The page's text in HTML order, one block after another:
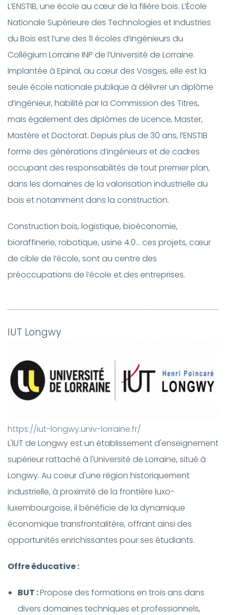
L’ENSTIB, une école au cœur de la filière bois. L’École
Nationale Supérieure des Technologies et Industries
du Bois est l’une des 11 écoles d’ingénieurs du
Collégium Lorraine INP de l’Université de Lorraine.
Implantée à Epinal, au cœur des Vosges, elle est la
seule école nationale publique à délivrer un diplôme
d’ingénieur, habilité par la Commission des Titres,
mais également des diplômes de Licence, Master,
Mastère et Doctorat. Depuis plus de 30 ans, l’ENSTIB
forme des générations d’ingénieurs et de cadres
occupant des responsabilités de tout premier plan,
dans les domaines de la valorisation industrielle du
bois et notamment dans la construction.
Construction bois, logistique, bioéconomie,
bioraffinerie, robotique, usine 4.0… ces projets, cœur
de cible de l’école, sont au centre des
préoccupations de l’école et des entreprises.
IUT Longwy
https://iut-longwy.univ-lorraine.fr/
L'IUT de Longwy est un établissement d'enseignement
supérieur rattaché à l'Université de Lorraine, situé à
Longwy. Au coeur d'une région historiquement
industrielle, à proximité de la frontière luxo-
luxembourgoise, il bénéficie de la dynamique
économique transfrontalitère, offrant ainsi des
opportunités enrichissantes pour ses étudiants.
Offre éducative :
BUT :Propose des formations en trois ans dans
divers domaines techniques et professionnels,